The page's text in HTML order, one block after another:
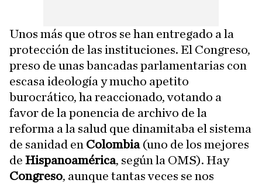
Unos más que otros se han entregado a la
protección de las instituciones. El Congreso,
preso de unas bancadas parlamentarias con
escasa ideología y mucho apetito
burocrático, ha reaccionado, votando a
favor de la ponencia de archivo de la
reforma a la salud que dinamitaba el sistema
de sanidad en Colombia (uno de los mejores
de Hispanoamérica, según la OMS). Hay
Congreso, aunque tantas veces se nos